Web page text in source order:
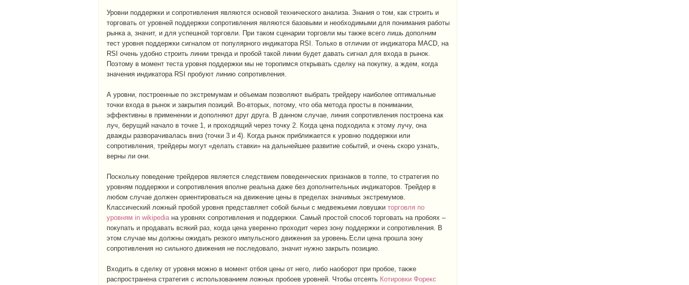
Уровни поддержки и сопротивления являются основой технического анализа. Знания о том, как строить и
торговать от уровней поддержки сопротивления являются базовыми и необходимыми для понимания работы
рынка а, значит, и для успешной торговли. При таком сценарии торговли мы также всего лишь дополним
тест уровня поддержки сигналом от популярного индикатора RSI. Только в отличии от индикатора MACD, на
RSI очень удобно строить линии тренда и пробой такой линии будет давать сигнал для входа в рынок.
Поэтому в момент теста уровня поддержки мы не торопимся открывать сделку на покупку, а ждем, когда
значения индикатора RSI пробуют линию сопротивления.
А уровни, построенные по экстремумам и объемам позволяют выбрать трейдеру наиболее оптимальные
точки входа в рынок и закрытия позиций. Во-вторых, потому, что оба метода просты в понимании,
эффективны в применении и дополняют друг друга. В данном случае, линия сопротивления построена как
луч, берущий начало в точке 1, и проходящий через точку 2. Когда цена подходила к этому лучу, она
дважды разворачивалась вниз (точки 3 и 4). Когда рынок приближается к уровню поддержки или
сопротивления, трейдеры могут «делать ставки» на дальнейшее развитие событий, и очень скоро узнать,
верны ли они.
Поскольку поведение трейдеров является следствием поведенческих признаков в толпе, то стратегия по
уровням поддержки и сопротивления вполне реальна даже без дополнительных индикаторов. Трейдер в
любом случае должен ориентироваться на движение цены в пределах значимых экстремумов.
Классический ложный пробой уровня представляет собой бычьи с медвежьеми ловушки торговля по
уровням in wikipediaна уровнях сопротивления и поддержки. Самый простой способ торговать на пробоях –
покупать и продавать всякий раз, когда цена уверенно проходит через зону поддержки и сопротивления. В
этом случае мы должны ожидать резкого импульсного движения за уровень.Если цена прошла зону
сопротивления но сильного движения не последовало, значит нужно закрыть позицию.
Входить в сделку от уровня можно в момент отбоя цены от него, либо наоборот при пробое, также
распространена стратегия с использованием ложных пробоев уровней. Чтобы отсеять Котировки Форекс